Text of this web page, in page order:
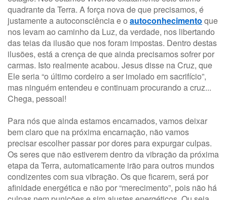
quadrante da Terra. A força nova de que precisamos, é
justamente a autoconsciência e o autoconhecimento que
nos levam ao caminho da Luz, da verdade, nos libertando
das teias da ilusão que nos foram impostas. Dentro destas
ilusões, está a crença de que ainda precisamos sofrer por
carmas. Isto realmente acabou. Jesus disse na Cruz, que
Ele seria “o último cordeiro a ser imolado em sacrifício”,
mas ninguém entendeu e continuam procurando a cruz...
Chega, pessoal!
Para nós que ainda estamos encarnados, vamos deixar
bem claro que na próxima encarnação, não vamos
precisar escolher passar por dores para expurgar culpas.
Os seres que não estiverem dentro da vibração da próxima
etapa da Terra, automaticamente irão para outros mundos
condizentes com sua vibração. Os que ficarem, será por
afinidade energética e não por “merecimento”, pois não há